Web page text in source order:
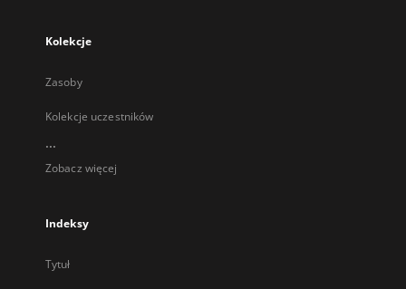
Kolekcje
Zasoby
Kolekcje uczestników
...
Zobacz więcej
Indeksy
Tytuł